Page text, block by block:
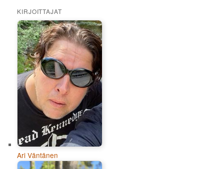
KIRJOITTAJAT
Ari Väntänen